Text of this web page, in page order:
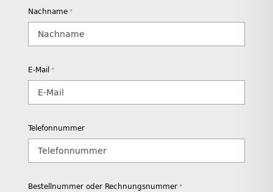
Nachname *
E-Mail *
Telefonnummer
Bestellnummer oder Rechnungsnummer *